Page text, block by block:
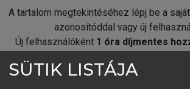
A tartalom megtekintéséhez lépj be a
azonosítóddal vagy új
Új felhasználóként 1 óra díjmentes
SÜTIK LISTÁJA